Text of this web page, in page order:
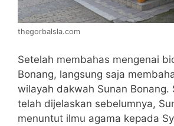
thegorbalsla.com
Setelah membahas mengenai
Bonang, langsung saja
wilayah dakwah Sunan Bonang.
telah dijelaskan sebelumnya,
menuntut ilmu agama kepada